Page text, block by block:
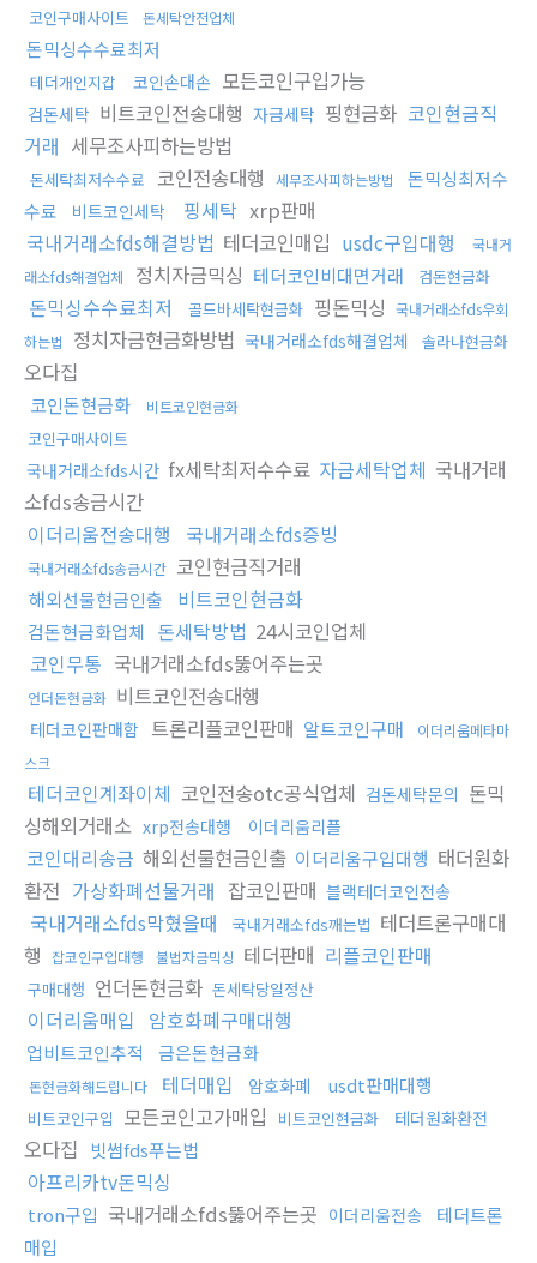
코인구매사이트 돈세탁안전업체
돈믹싱수수료최저
테더개인지갑 코인손대손 모든코인구입가능
검돈세탁 비트코인전송대행 자금세탁 핑현금화 코인현금직
거래 세무조사피하는방법
돈세탁최저수수료 코인전송대행 세무조사피하는방법
돈믹싱최저수
수료
비트코인세탁 핑세탁 xrp판매
국내거래소fds해결방법 테더코인매입 usdc구입대행
국내거
래소fds해결업체
정치자금믹싱 테더코인비대면거래 검돈현금화
돈믹싱수수료최저 골드바세탁현금화 핑돈믹싱 국내거래소fds우회
하는법
정치자금현금화방법 국내거래소fds해결업체 솔라나현금화
오다집
코인돈현금화 비트코인현금화
코인구매사이트
국내거래소fds시간 fx세탁최저수수료 자금세탁업체 국내거래
소fds송금시간
이더리움전송대행
국내거래소fds증빙
국내거래소fds송금시간 코인현금직거래
해외선물현금인출 비트코인현금화
검돈현금화업체 돈세탁방법 24시코인업체
코인무통 국내거래소fds뚫어주는곳
언더돈현금화 비트코인전송대행
테더코인판매함 트론리플코인판매 알트코인구매
이더리움메타마
스크
테더코인계좌이체 코인전송otc공식업체 검돈세탁문의 돈믹
싱해외거래소 xrp전송대행 이더리움리플
코인대리송금 해외선물현금인출 이더리움구입대행 태더원화
환전 가상화폐선물거래 잡코인판매 블랙테더코인전송
국내거래소fds막혔을때 국내거래소fds깨는법 테더트론구매대
행 잡코인구입대행 불법자금믹싱 테더판매 리플코인판매
구매대행 언더돈현금화 돈세탁당일정산
이더리움매입 암호화폐구매대행
업비트코인추적 금은돈현금화
돈현금화해드립니다 테더매입 암호화폐 usdt판매대행
비트코인구입 모든코인고가매입 비트코인현금화 테더원화환전
오다집 빗썸fds푸는법
아프리카tv돈믹싱
tron구입 국내거래소fds뚫어주는곳 이더리움전송
테더트론
매입